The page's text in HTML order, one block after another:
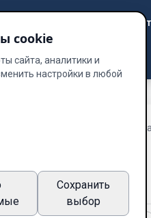
Глава 14 из 14
cookie
сайта, аналитики и
настройки в любой
Сохранить
выбор